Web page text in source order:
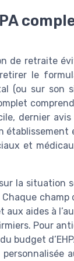
de retraite
le
(ou sur
dernier avis
et
la situation
aides à
Pour
budget